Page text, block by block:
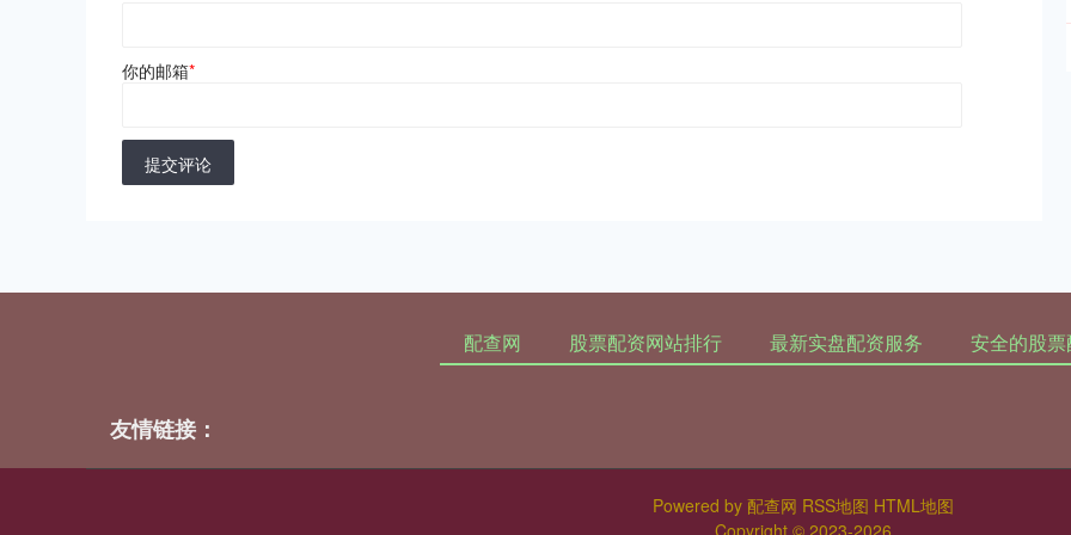
你的邮箱*
提交评论
配查网 股票配资网站排行 最新实盘配资服务 安全的股
友情链接：
Powered by 配查网 RSS地图 HTML地图
Copyright © 2023-2026